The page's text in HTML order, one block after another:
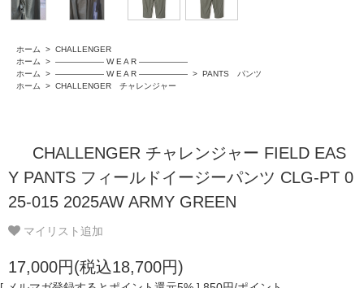
ホーム > CHALLENGER
ホーム
> ―――――― W E A R ――――――
ホーム
> ―――――― W E A R ―――――― > PANTS パンツ
ホーム
> CHALLENGER チャレンジャー
CHALLENGER チャレンジャー FIELD EAS
Y PANTS フィールドイージーパンツ CLG-PT 0
25-015 2025AW ARMY GREEN
マイリスト追加
17,000円(税込18,700円)